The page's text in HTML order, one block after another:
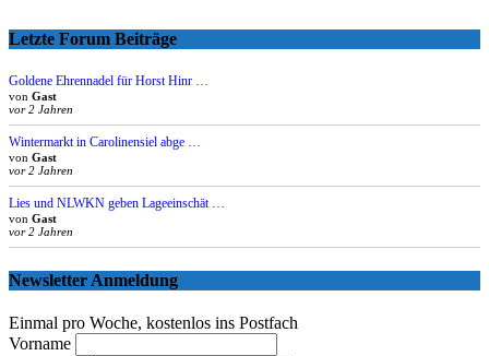
Letzte Forum Beiträge
Goldene Ehrennadel für Horst Hinr …
von Gast
vor 2 Jahren
Wintermarkt in Carolinensiel abge …
von Gast
vor 2 Jahren
Lies und NLWKN geben Lageeinschät …
von Gast
vor 2 Jahren
Newsletter Anmeldung
Einmal pro Woche, kostenlos ins Postfach
Vorname